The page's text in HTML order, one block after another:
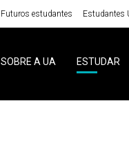
Futuros estudantes Estudantes
SOBRE A UA ESTUDAR